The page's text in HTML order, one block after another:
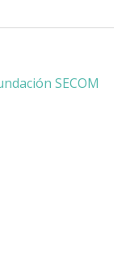
SECOM